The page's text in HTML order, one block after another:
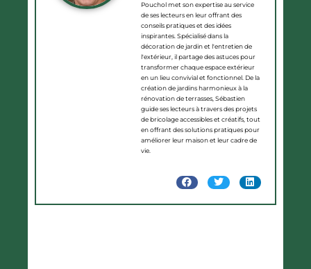
Pouchol met son expertise au service
de ses lecteurs en leur offrant des
conseils pratiques et des idées
inspirantes. Spécialisé dans la
décoration de jardin et l'entretien de
l'extérieur, il partage des astuces pour
transformer chaque espace extérieur
en un lieu convivial et fonctionnel. De la
création de jardins harmonieux à la
rénovation de terrasses, Sébastien
guide ses lecteurs à travers des projets
de bricolage accessibles et créatifs, tout
en offrant des solutions pratiques pour
améliorer leur maison et leur cadre de
vie.